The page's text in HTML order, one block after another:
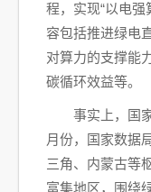
程，实现“以电强
容包括推进绿电
对算力的支撑能
碳循环效益等。
事实上，国
月份，国家数据
三角、内蒙古等
富集地区，围绕